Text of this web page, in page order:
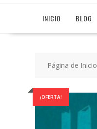
INICIO BLOG
Página de Inicio
¡OFERTA!